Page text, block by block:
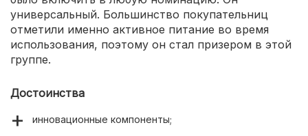
универсальный. Большинство покупательниц
отметили именно активное питание во время
использования, поэтому он стал призером в этой
группе.
Достоинства
инновационные компоненты;